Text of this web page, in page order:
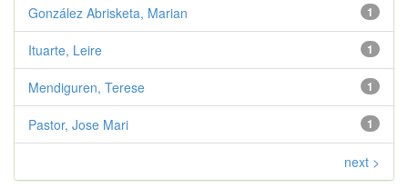
1
González Abrisketa, Marian
1
Ituarte, Leire
1
Mendiguren, Terese
1
Pastor, Jose Mari
next >